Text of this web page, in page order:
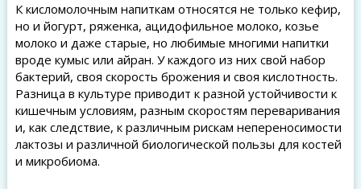
К кисломолочным напиткам относятся не только кефир,
но и йогурт, ряженка, ацидофильное молоко, козье
молоко и даже старые, но любимые многими напитки
вроде кумыс или айран. У каждого из них свой набор
бактерий, своя скорость брожения и своя кислотность.
Разница в культуре приводит к разной устойчивости к
кишечным условиям, разным скоростям переваривания
и, как следствие, к различным рискам непереносимости
лактозы и различной биологической пользы для костей
и микробиома.